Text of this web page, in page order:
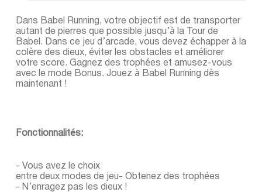
Dans Babel Running, votre objectif est de transporter
autant de pierres que possible jusqu’à la Tour de
Babel. Dans ce jeu d’arcade, vous devez échapper à la
colère des dieux, éviter les obstacles et améliorer
votre score. Gagnez des trophées et amusez-vous
avec le mode Bonus. Jouez à Babel Running dès
maintenant !
Fonctionnalités:
- Vous avez le choix
entre deux modes de jeu- Obtenez des trophées
- N’enragez pas les dieux !